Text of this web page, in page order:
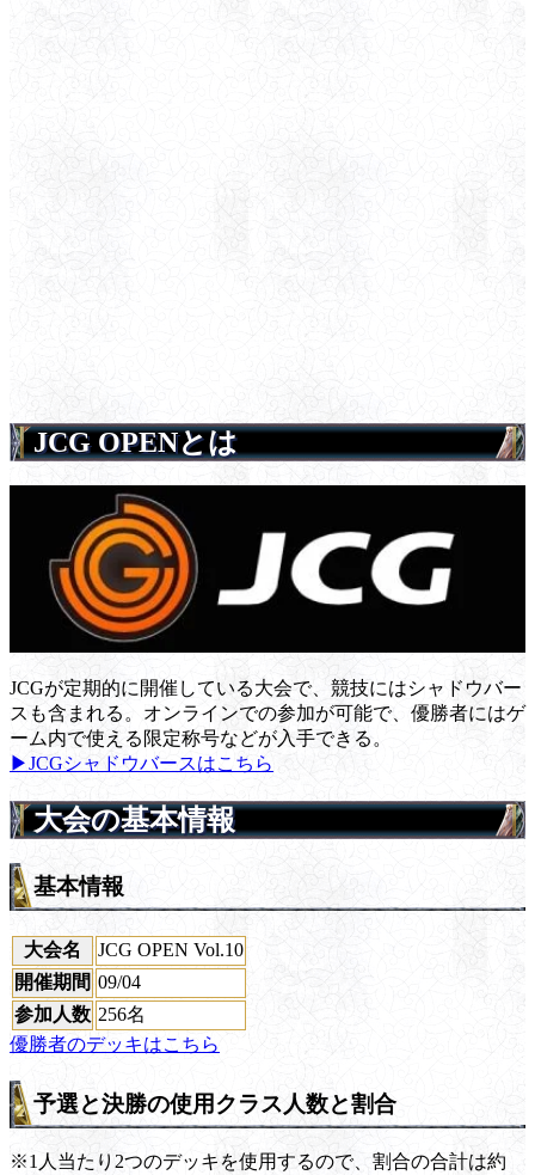
JCG OPENとは
JCGが定期的に開催している大会で、競技にはシャドウバー
スも含まれる。オンラインでの参加が可能で、優勝者にはゲ
ーム内で使える限定称号などが入手できる。
▶JCGシャドウバースはこちら
大会の基本情報
基本情報
大会名
JCG OPEN Vol.10
開催期間 09/04
参加人数 256名
優勝者のデッキはこちら
予選と決勝の使用クラス人数と割合
※1人当たり2つのデッキを使用するので、割合の合計は約